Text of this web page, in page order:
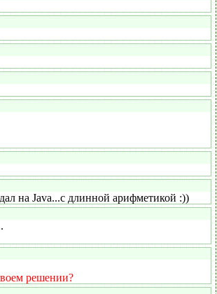
на Java...с длинной арифметикой :))
решении?